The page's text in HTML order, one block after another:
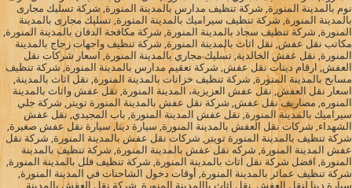
نوم بالمدينة المنورة, شركة تنظيف مدارس بالمدينة المنورة, شركة تسليك مجارى
بالمدينة المنورة, شركة تنظيف سيراميك بالمدينة المنورة, تسليك مجارى بالمدينة
المنورة, شركة تنظيف سجاد بالمدينة المنورة, شركة مكافحة الدفان بالمدينة المنورة,
مكاتب نقل عفش, نقل اثاث بالمدينة المنورة, شركة تنظيف واجهات زجاج بالمدينة
المنورة, نقل عفش الخالدية, تسليك مجاري بالمدينة المنورة, اسعار شركات نقل
العفش, ارقام دينات نقل عفش, شركة تعقيم مدارس بالمدينة المنورة, شركة تنظيف
مسابح بالمدينة المنورة, شركة تنظيف خزانات بالمدينة المنورة, نقل اثاث بالمدينة,
اسعار نقل العفش, نقل عفش العزيزية، المدينة المنورة, نقل عفش واثاث بالمدينة
المنوره, مصاريف نقل عفش, شركة نقل عفش بالمدينة المنورة تويتر, شركة جلي
سيراميك بالمدينة المنورة, نقل عفش المدينة المنورة, باب المجيدي, نقل عفش
الشهداء, شركات نقل العفش بالمدينة المنورة, سيارة دينا, سيارة نقل عفش صغيرة,
شركة تنظيف بالمدينة المنورة تويتر, شركات نقل عفش بالمدينة المنورة, شركة نقل
عفش المدينة المنورة, شركه نقل عفش بالمدينة المنورة, شركة تنظيف بالمدينة
المنورة, افضل شركة نقل اثاث بالمدينة المنورة, شركة تنظيف فلل بالمدينة المنورة,
شركة تنظيف عمائر بالمدينة المنورة, أوقات دخول الشاحنات في المدينة المنورة,
سيارة دينا لنقل العفش, نقل اثاث باالمدينة المنورة, شركة نقل العفش بالمدينة